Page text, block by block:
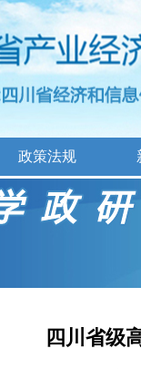
政策法规
四川省级